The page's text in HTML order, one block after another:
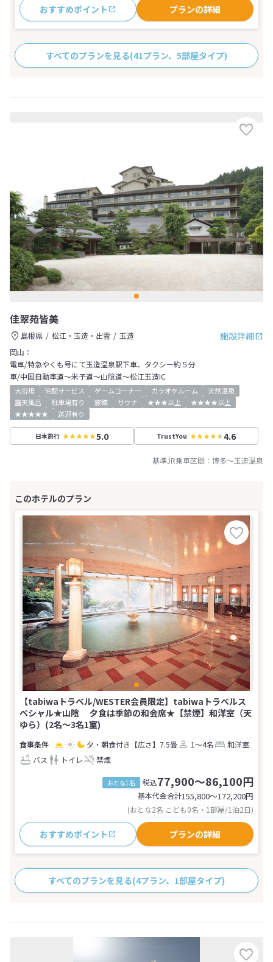
おすすめポイント プランの詳細
すべてのプランを見る(41プラン、5部屋タイプ)
佳翠苑皆美
施設詳細
島根県 松江・玉造・出雲
玉造
岡山：
電車/特急やくも号にて玉造温泉駅下車、タクシー約５分
車/中国自動車道～米子道～山陰道～松江玉造IC
大浴場 宅配サービス ゲームコーナー カラオケルーム
天然温泉
露天風呂
駐車場有り 旅館 サウナ ★★★以上
★★★★以上
★★★★★
送迎有り
日本旅行 5.0 TrustYou 4.6
基準JR乗車区間： 博多～玉造温泉
【tabiwaトラベル/WESTER会員限定】tabiwaトラベルス
ペシャル★山陰 夕食は季節の和会席★【禁煙】和洋室（天
ゆら）(2名～3名1室)
夕・朝食付き 【広さ】7.5畳 1～4名
和洋室
バス
トイレ 禁煙
おとな1名 税込77,900～86,100円
基本代金合計155,800〜172,200円
(おとな2名 こども0名・1部屋/1泊2日)
おすすめポイント プランの詳細
すべてのプランを見る(4プラン、1部屋タイプ)